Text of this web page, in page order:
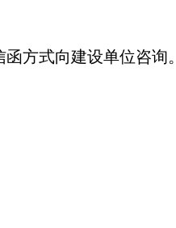
方式向建设单位咨询。